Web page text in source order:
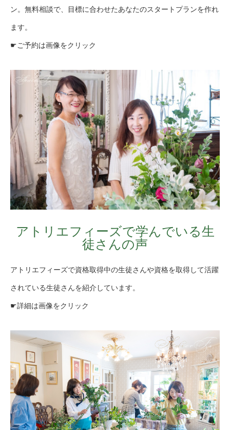
ン。無料相談で、目標に合わせたあなたのスタートプランを作れ
ます。
☛ご予約は画像をクリック
アトリエフィーズで学んでいる生
徒さんの声
アトリエフィーズで資格取得中の生徒さんや資格を取得して活躍
されている生徒さんを紹介しています。
☛詳細は画像をクリック